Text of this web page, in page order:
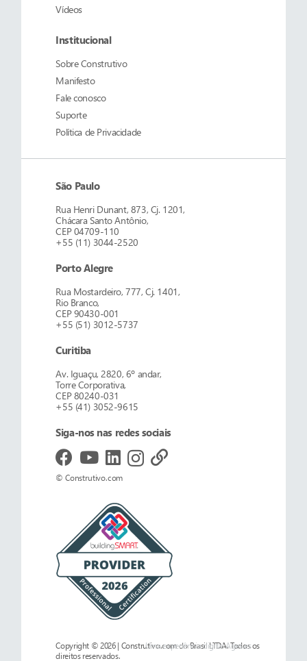
Vídeos
Institucional
SobreConstrutivo
Manifesto
Fale conosco
Suporte
Política de Privacidade
São Paulo
Rua Henri Dunant, 873, Cj. 1201,
Chácara Santo Antônio,
CEP 04709-110
+55 (11) 3044-2520
Porto Alegre
Rua Mostardeiro, 777, Cj. 1401,
Rio Branco,
CEP 90430-001
+55 (51) 3012-5737
Curitiba
Av. Iguaçu, 2820, 6º andar,
Torre Corporativa,
CEP 80240-031
+55 (41) 3052-9615
Siga-nos nas redes sociais
© Construtivo.com
Copyright © 2026 | Construtivo.com do Brasil LTDA. Todos os
direitos reservados.
Uma experiência digitalAges.es